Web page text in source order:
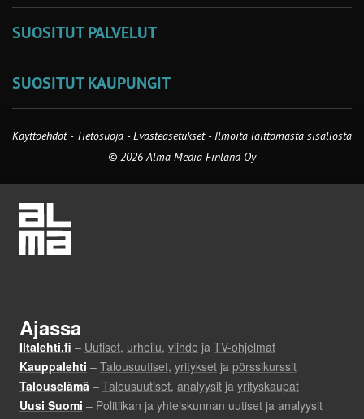
SUOSITUT PALVELUT
SUOSITUT KAUPUNGIT
Käyttöehdot - Tietosuoja -Evästeasetukset- Ilmoita laittomasta sisällöstä
© 2026 Alma Media Finland Oy